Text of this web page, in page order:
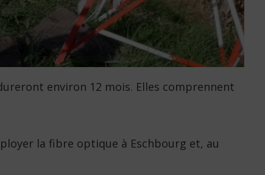
environ 12 mois. Elles comprennent
la fibre optique à Eschbourg et, au